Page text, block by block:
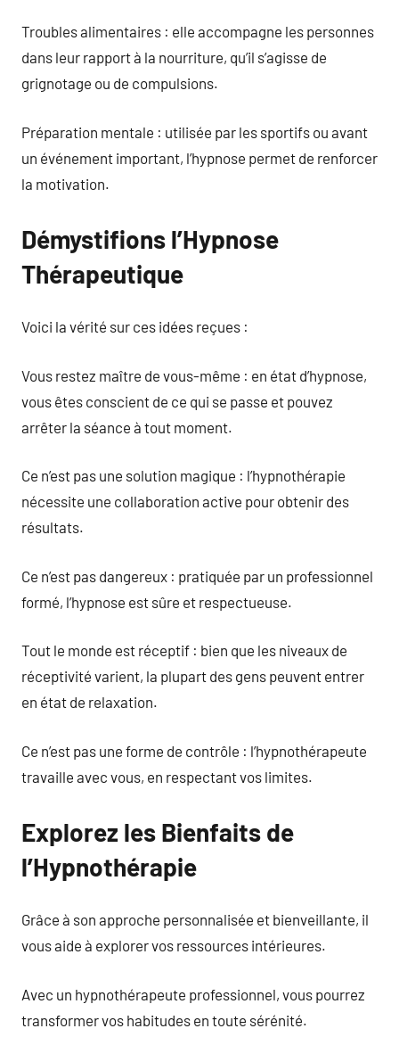
Troubles alimentaires : elle accompagne les personnes
dans leur rapport à la nourriture, qu’il s’agisse de
grignotage ou de compulsions.
Préparation mentale : utilisée par les sportifs ou avant
un événement important, l’hypnose permet de renforcer
la motivation.
Démystifions l’Hypnose
Thérapeutique
Voici la vérité sur ces idées reçues :
Vous restez maître de vous-même : en état d’hypnose,
vous êtes conscient de ce qui se passe et pouvez
arrêter la séance à tout moment.
Ce n’est pas une solution magique : l’hypnothérapie
nécessite une collaboration active pour obtenir des
résultats.
Ce n’est pas dangereux : pratiquée par un professionnel
formé, l’hypnose est sûre et respectueuse.
Tout le monde est réceptif : bien que les niveaux de
réceptivité varient, la plupart des gens peuvent entrer
en état de relaxation.
Ce n’est pas une forme de contrôle : l’hypnothérapeute
travaille avec vous, en respectant vos limites.
Explorez les Bienfaits de
l’Hypnothérapie
Grâce à son approche personnalisée et bienveillante, il
vous aide à explorer vos ressources intérieures.
Avec un hypnothérapeute professionnel, vous pourrez
transformer vos habitudes en toute sérénité.